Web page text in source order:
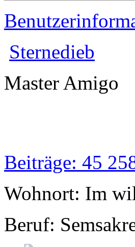
Sternedieb
Master Amigo
Beiträge: 45
Wohnort: Im
Beruf: